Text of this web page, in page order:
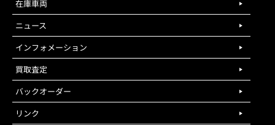
在庫車両
ニュース
インフォメーション
買取査定
バックオーダー
リンク